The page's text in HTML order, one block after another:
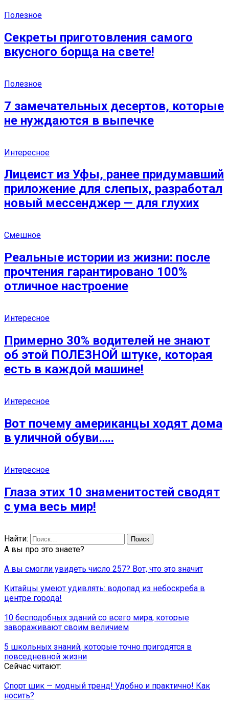
Полезное
Секреты приготовления самого
вкусного борща на свете!
Полезное
7 замечательных десертов, которые
не нуждаются в выпечке
Интересное
Лицеист из Уфы, ранее придумавший
приложение для слепых, разработал
новый мессенджер — для глухих
Смешное
Реальные истории из жизни: после
прочтения гарантировано 100%
отличное настроение
Интересное
Примерно 30% водителей не знают
об этой ПОЛЕЗНОЙ штуке, которая
есть в каждой машине!
Интересное
Вот почему американцы ходят дома
в уличной обуви…..
Интересное
Глаза этих 10 знаменитостей сводят
с ума весь мир!
Найти:
А вы про это знаете?
А вы смогли увидеть число 257? Вот, что это значит
Китайцы умеют удивлять: водопад из небоскреба в
центре города!
10 бесподобных зданий со всего мира, которые
завораживают своим величием
5 школьных знаний, которые точно пригодятся в
повседневной жизни
Сейчас читают:
Спорт шик — модный тренд! Удобно и практично! Как
носить?